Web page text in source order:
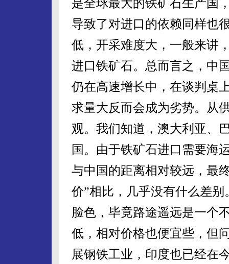
是全球最大的铁矿石生产国
导致了对进口的依赖同样也
低，开采难度大，一般来讲
进口铁矿石。总而言之，中
仍在高速增长中，在谈判桌
求量大反而会成为劣势。从
观。我们知道，澳大利亚、
国。由于铁矿石进口需要海
与中国的距离相对较远，最
价”相比，几乎没有什么差
脸色，毕竟路途遥远是一个
低，相对价格也便宜些，但
展钢铁工业，印度也已经在